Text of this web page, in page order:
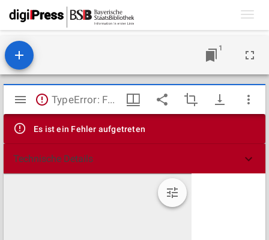
1
Mirador
Viewer
TypeError: Failed to fetch
Es ist ein Fehler aufgetreten
Technische Details